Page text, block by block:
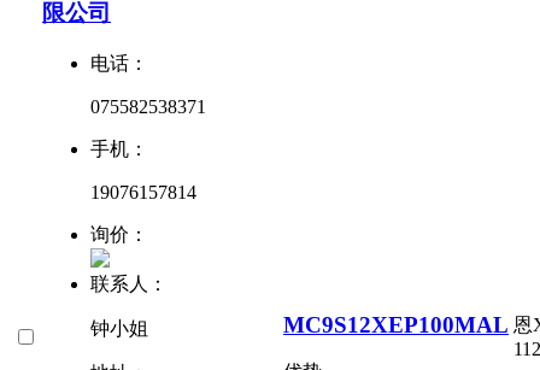
限公司
电话：
075582538371
手机：
19076157814
询价：
联系人：
钟小姐 MC9S12XEP100MAL 恩